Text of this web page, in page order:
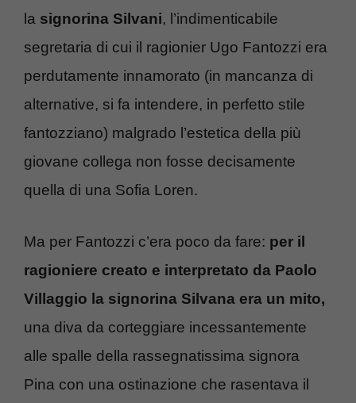
la signorina Silvani, l’indimenticabile
segretaria di cui il ragionier Ugo Fantozzi era
perdutamente innamorato (in mancanza di
alternative, si fa intendere, in perfetto stile
fantozziano) malgrado l’estetica della più
giovane collega non fosse decisamente
quella di una Sofia Loren.
Ma per Fantozzi c’era poco da fare: per il
ragioniere creato e interpretato da Paolo
Villaggio la signorina Silvana era un mito,
una diva da corteggiare incessantemente
alle spalle della rassegnatissima signora
Pina con una ostinazione che rasentava il